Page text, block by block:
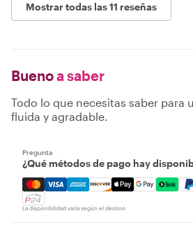
Mostrar todas las 11 reseñas
Buenoa saber
Todo lo que necesitas saber para
fluida y agradable.
Pregunta
¿Qué métodos de pago hay
Mastercard, Visa, Amex,
La disponibilidad varía según el destino